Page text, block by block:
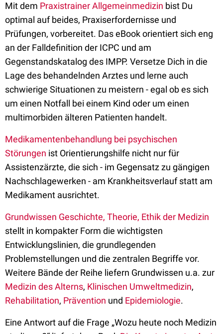
Mit dem Praxistrainer Allgemeinmedizin bist Du
optimal auf beides, Praxiserfordernisse und
Prüfungen, vorbereitet. Das eBook orientiert sich eng
an der Falldefinition der ICPC und am
Gegenstandskatalog des IMPP. Versetze Dich in die
Lage des behandelnden Arztes und lerne auch
schwierige Situationen zu meistern - egal ob es sich
um einen Notfall bei einem Kind oder um einen
multimorbiden älteren Patienten handelt.
Medikamentenbehandlung bei psychischen
Störungen ist Orientierungshilfe nicht nur für
Assistenzärzte, die sich - im Gegensatz zu gängigen
Nachschlagewerken - am Krankheitsverlauf statt am
Medikament ausrichtet.
Grundwissen Geschichte, Theorie, Ethik der Medizin
stellt in kompakter Form die wichtigsten
Entwicklungslinien, die grundlegenden
Problemstellungen und die zentralen Begriffe vor.
Weitere Bände der Reihe liefern Grundwissen u.a. zur
Medizin des Alterns, Klinischen Umweltmedizin,
Rehabilitation, Prävention und Epidemiologie.
Eine Antwort auf die Frage „Wozu heute noch Medizin